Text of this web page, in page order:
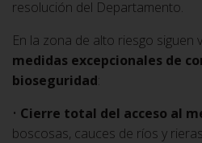
resolución del Departamento.
En la zona de alto riesgo siguen
medidas excepcionales de
bioseguridad:
• Cierre total del acceso al
boscosas, cauces de ríos y